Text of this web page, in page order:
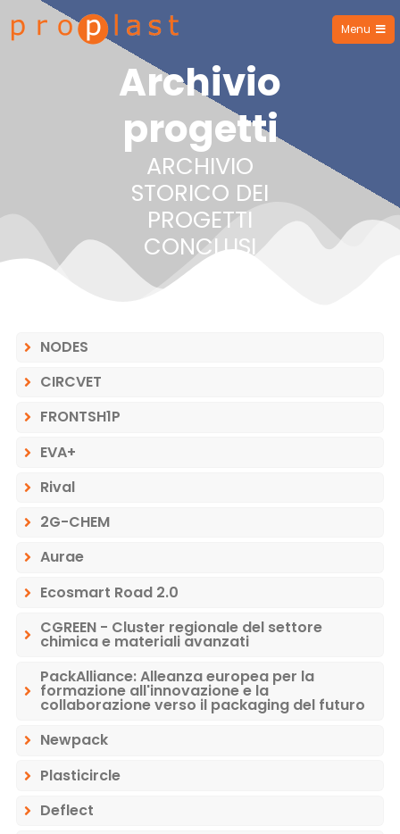
Proplast
Menu
Archivio
progetti
ARCHIVIO
STORICO DEI
PROGETTI
CONCLUSI
NODES
CIRCVET
FRONTSH1P
EVA+
Rival
2G-CHEM
Aurae
Ecosmart Road 2.0
CGREEN - Cluster regionale del settore
chimica e materiali avanzati
PackAlliance: Alleanza europea per la
formazione all'innovazione e la
collaborazione verso il packaging del futuro
Newpack
Plasticircle
Deflect